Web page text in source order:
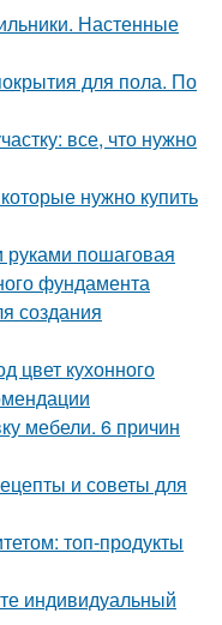
Настенные
для пола. По
все, что нужно
нужно купить
пошаговая
фундамента
создания
цвет кухонного
мебели. 6 причин
и советы для
топ-продукты
индивидуальный